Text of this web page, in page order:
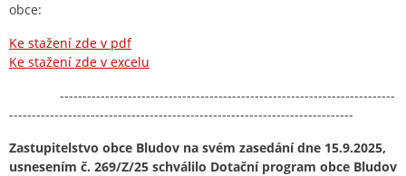
obce:
Ke stažení zde v pdf
Ke stažení zde v excelu
--------------------------------------------------------------------------
----------------------------------------------------------------------------
Zastupitelstvo obce Bludov na svém zasedání dne 15.9.2025,
usnesením č. 269/Z/25 schválilo Dotační program obce Bludov